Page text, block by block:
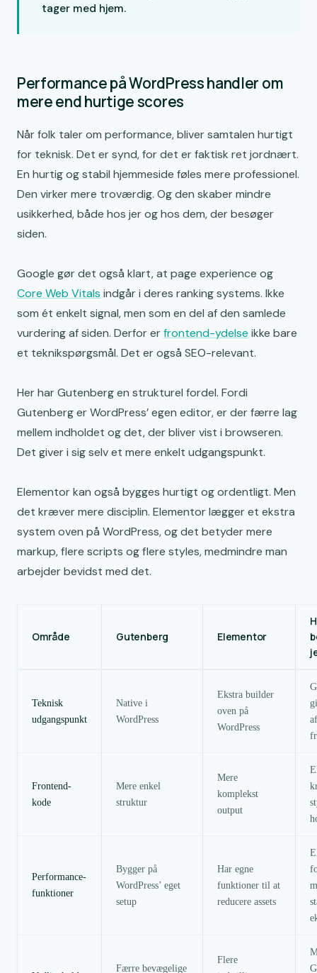
tager med hjem.
Performance på WordPress handler om
mere end hurtige scores
Når folk taler om performance, bliver samtalen hurtigt
for teknisk. Det er synd, for det er faktisk ret jordnært.
En hurtig og stabil hjemmeside føles mere professionel.
Den virker mere troværdig. Og den skaber mindre
usikkerhed, både hos jer og hos dem, der besøger
siden.
Google gør det også klart, at page experience og
Core Web Vitals indgår i deres ranking systems. Ikke
som ét enkelt signal, men som en del af den samlede
vurdering af siden. Derfor erfrontend-ydelse ikke bare
et teknikspørgsmål. Det er også SEO-relevant.
Her har Gutenberg en strukturel fordel. Fordi
Gutenberg er WordPress’ egen editor, er der færre lag
mellem indholdet og det, der bliver vist i browseren.
Det giver i sig selv et mere enkelt udgangspunkt.
Elementor kan også bygges hurtigt og ordentligt. Men
det kræver mere disciplin. Elementor lægger et ekstra
system oven på WordPress, og det betyder mere
markup, flere scripts og flere styles, medmindre man
arbejder bevidst med det.
Område Gutenberg Elementor
Teknisk
udgangspunkt
Native i
WordPress
Ekstra builder
oven på
WordPress
Frontend-
kode
Mere enkel
struktur
Mere
komplekst
output
Performance-
funktioner
Bygger på
WordPress’ eget
setup
Har egne
funktioner til at
reducere assets
Færre bevægelige
Flere